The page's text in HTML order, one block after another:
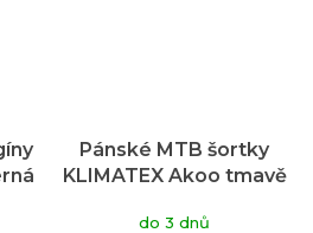
Pánské MTB šortky
KLIMATEX Akoo tmavě
do 3 dnů